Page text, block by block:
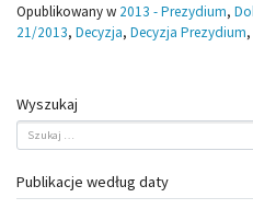
Opublikowany w 2013 - Prezydium,
21/2013, Decyzja, Decyzja Prezydium,
Wyszukaj
Publikacje według daty